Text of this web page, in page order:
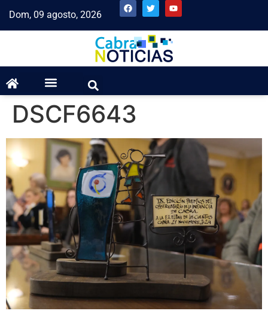
Dom, 09 agosto, 2026
DSCF6643